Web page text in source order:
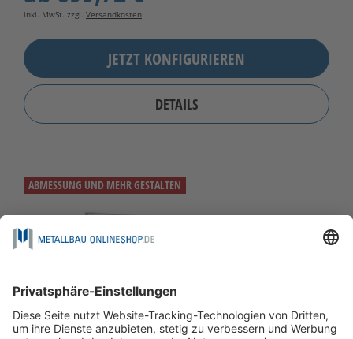
inkl. MwSt. zzgl. Versandkosten
JETZT KONFIGURIEREN
DETAILS
ABMESSUNG UND MEHR GESTALTEN